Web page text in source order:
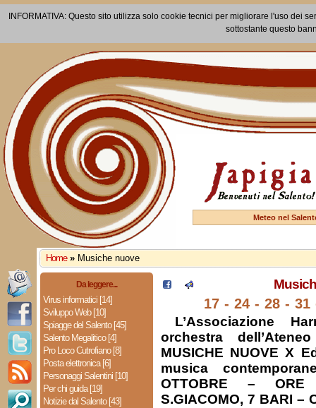
INFORMATIVA: Questo sito utilizza solo cookie tecnici per migliorare l'uso dei
sottostante questo
Meteo nel
Home » Musiche nuove
Da leggere...
Virus informatici [14]
Sviluppo Web [10]
Spiagge del Salento [45]
Salento Megalitico [4]
Pro Loco Cutrofiano [8]
Posta elettronica [6]
Personaggi Salentini [10]
Per chi guida [19]
Notizie dal Salento [43]
17 - 24 - 28 - 31
L’Associazione
orchestra
MUSICHE NUOVE X
musica
OTTOBRE – ORE
S.GIACOMO, 7 BARI –